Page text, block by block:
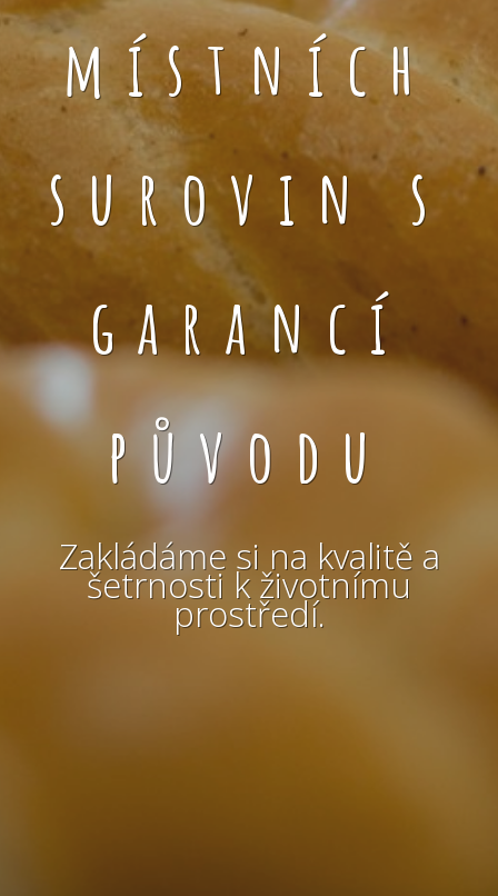
místních
surovin s
garancí
původu
Zakládáme si na kvalitě a
šetrnosti k životnímu
prostředí.